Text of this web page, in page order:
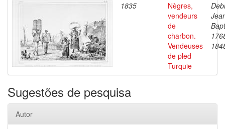
1835
Nègres,
vendeurs
de
charbon.
Vendeuses
de pled
Turquie
Sugestões de pesquisa
Autor